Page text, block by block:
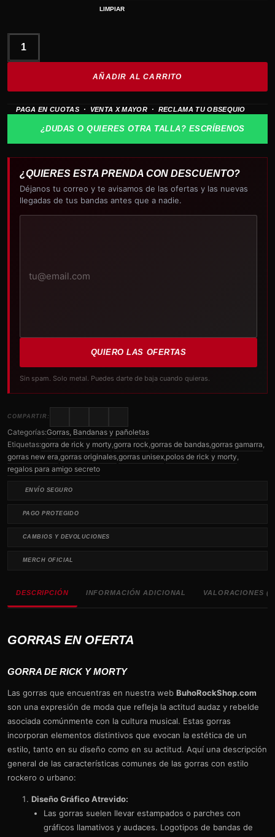
LIMPIAR
Gorra
MORTY
cantidad
AÑADIR AL CARRITO
PAGA EN CUOTAS · VENTA X MAYOR · RECLAMA TU OBSEQUIO
¿DUDAS O QUIERES OTRA TALLA? ESCRÍBENOS
¿QUIERES ESTA PRENDA CON DESCUENTO?
Déjanos tu correo y te avisamos de las ofertas y las nuevas
llegadas de tus bandas antes que a nadie.
QUIERO LAS OFERTAS
Sin spam. Solo metal. Puedes darte de baja cuando quieras.
COMPARTIR:
Categorías:Gorras, Bandanas y pañoletas
Etiquetas:gorra de rick y morty gorra rock gorras de bandas gorras gamarra
gorras new era gorras originales gorras unisex polos de rick y morty
regalos para amigo secreto
ENVÍO SEGURO
PAGO PROTEGIDO
CAMBIOS Y DEVOLUCIONES
MERCH OFICIAL
DESCRIPCIÓN INFORMACIÓN ADICIONAL VALORACIONES
GORRAS EN OFERTA
GORRA DE RICK Y MORTY
Las gorras que encuentras en nuestra web BuhoRockShop.com
son una expresión de moda que refleja la actitud audaz y rebelde
asociada comúnmente con la cultura musical. Estas gorras
incorporan elementos distintivos que evocan la estética de un
estilo, tanto en su diseño como en su actitud. Aquí una descripción
general de las características comunes de las gorras con estilo
rockero o urbano:
Diseño Gráfico Atrevido:
Las gorras suelen llevar estampados o parches con
gráficos llamativos y audaces. Logotipos de bandas de